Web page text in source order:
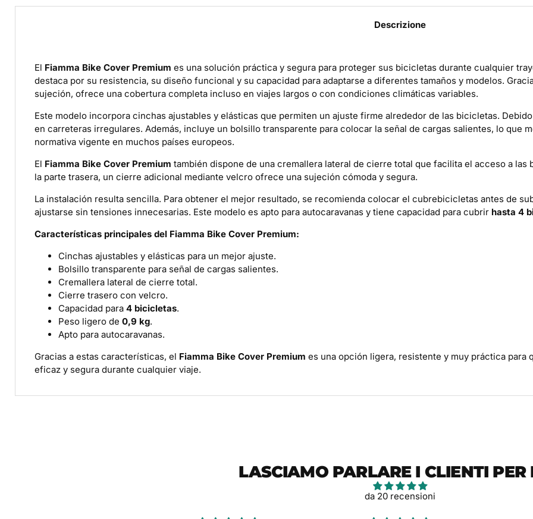
Descrizione
El Fiamma Bike Cover Premium es una solución práctica y segura para proteger sus bicicletas durante cualquier
destaca por su resistencia, su diseño funcional y su capacidad para adaptarse a diferentes tamaños y modelos.
sujeción, ofrece una cobertura completa incluso en viajes largos o con condiciones climáticas variables.
Este modelo incorpora cinchas ajustables y elásticas que permiten un ajuste firme alrededor de las bicicletas.
en carreteras irregulares. Además, incluye un bolsillo transparente para colocar la señal de cargas salientes, lo que
normativa vigente en muchos países europeos.
El Fiamma Bike Cover Premium también dispone de una cremallera lateral de cierre total que facilita el acceso a
la parte trasera, un cierre adicional mediante velcro ofrece una sujeción cómoda y segura.
La instalación resulta sencilla. Para obtener el mejor resultado, se recomienda colocar el cubrebicicletas antes de
ajustarse sin tensiones innecesarias. Este modelo es apto para autocaravanas y tiene capacidad para cubrir hasta 4
Características principales del Fiamma Bike Cover Premium:
Cinchas ajustables y elásticas para un mejor ajuste.
Bolsillo transparente para señal de cargas salientes.
Cremallera lateral de cierre total.
Cierre trasero con velcro.
Capacidad para 4 bicicletas.
Peso ligero de 0,9 kg.
Apto para autocaravanas.
Gracias a estas características, el Fiamma Bike Cover Premium es una opción ligera, resistente y muy práctica
eficaz y segura durante cualquier viaje.
LASCIAMO PARLARE I CLIENTI PER
da 20 recensioni